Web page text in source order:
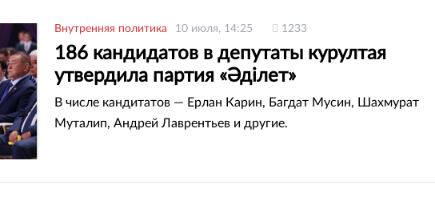
Внутренняя политика 10 июля, 14:25 1233
186 кандидатов в депутаты курултая
утвердила партия «Әділет»
В числе кандитатов — Ерлан Карин, Багдат Мусин, Шахмурат
Муталип, Андрей Лаврентьев и другие.